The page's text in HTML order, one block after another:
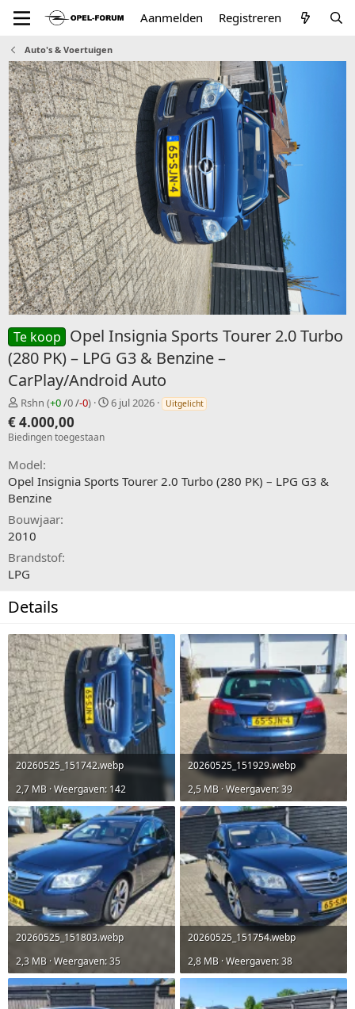
Aanmelden Registreren
Auto's & Voertuigen
Te koop Opel Insignia Sports Tourer 2.0 Turbo
(280 PK) – LPG G3 & Benzine –
CarPlay/Android Auto
V
e
r
k
p
e
r
Rshn (+0/0/-0)
C
d
6 jul 2026 Uitgelicht
€ 4.000,00
Biedingen toegestaan
Model
Opel Insignia Sports Tourer 2.0 Turbo (280 PK) – LPG G3 &
Benzine
Bouwjaar
2010
Brandstof
LPG
Details
20260525_151742.webp
2,7 MB · Weergaven: 142
20260525_151929.webp
2,5 MB · Weergaven: 39
20260525_151803.webp
2,3 MB · Weergaven: 35
20260525_151754.webp
2,8 MB · Weergaven: 38